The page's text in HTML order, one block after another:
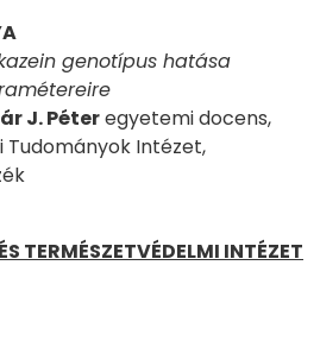
genotípus hatása
J. Péteregyetemi docens,
Tudományok Intézet,
TERMÉSZETVÉDELMI INTÉZET